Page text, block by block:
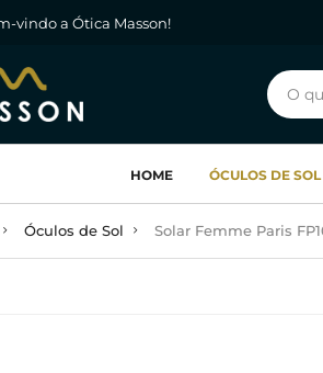
vindo a Ótica Masson!
HOME ÓCULOS DE SOL
Óculos de Sol Solar Femme Paris